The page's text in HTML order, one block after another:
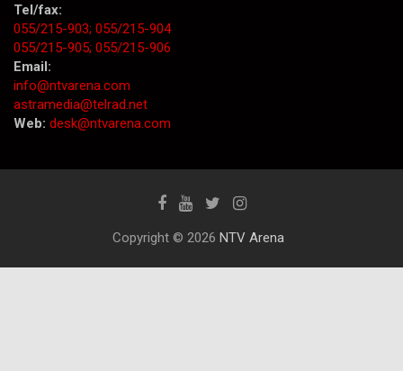
Tel/fax:
055/215-903; 055/215-904
055/215-905; 055/215-906
Email:
info@ntvarena.com
astramedia@telrad.net
Web: desk@ntvarena.com
Copyright © 2026 NTV Arena